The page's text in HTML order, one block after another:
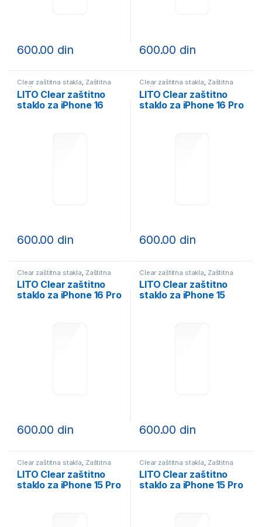
600.00 din 600.00 din
Clear zaštitna stakla, Zaštitna
stakla
LITO Clear zaštitno
staklo za iPhone 16
600.00 din
Clear zaštitna stakla, Zaštitna
stakla
LITO Clear zaštitno
staklo za iPhone 16 Pro
600.00 din
Clear zaštitna stakla Zaštitna
LITO Clear zaštitno
staklo za iPhone 16 Pro
600.00 din
Clear zaštitna stakla Zaštitna
LITO Clear zaštitno
staklo za iPhone 15
600.00 din
Clear zaštitna stakla Zaštitna
LITO Clear zaštitno
staklo za iPhone 15 Pro
Clear zaštitna stakla Zaštitna
LITO Clear zaštitno
staklo za iPhone 15 Pro